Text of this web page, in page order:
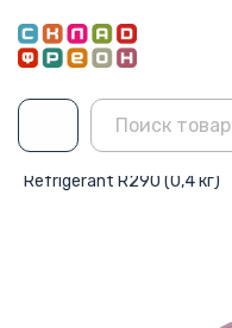
Главная → Каталог →
Refrigerant R290 (0,4 кг)